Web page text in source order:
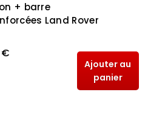
+ barre
Land Rover
€
Ajouter au
panier